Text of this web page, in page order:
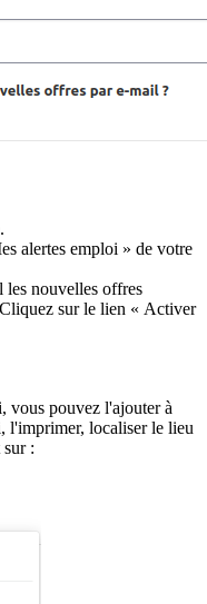
alertes emploi » de votre
les nouvelles offres
sur le lien « Activer
vous pouvez l'ajouter à
l'imprimer, localiser le lieu
: